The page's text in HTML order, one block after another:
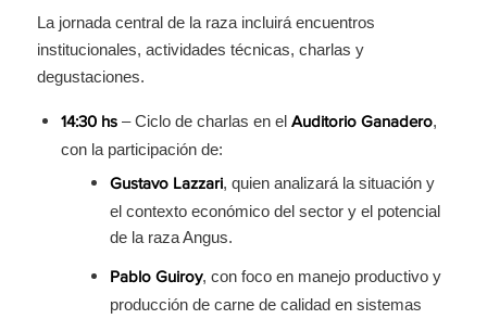
La jornada central de la raza incluirá encuentros
institucionales, actividades técnicas, charlas y
degustaciones.
14:30 hs– Ciclo de charlas en el Auditorio Ganadero,
con la participación de:
Gustavo Lazzari, quien analizará la situación y
el contexto económico del sector y el potencial
de la raza Angus.
Pablo Guiroy, con foco en manejo productivo y
producción de carne de calidad en sistemas